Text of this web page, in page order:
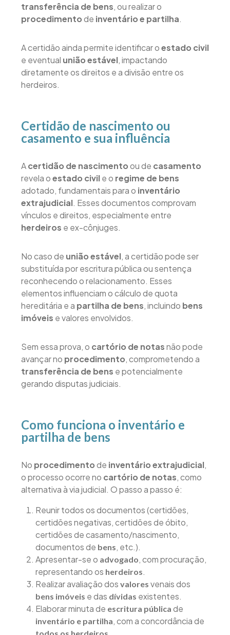
transferência de bens, ou realizar o
procedimentode inventário e partilha.
A certidão ainda permite identificar oestado civil
e eventual união estável, impactando
diretamente os direitos e a divisão entre os
herdeiros.
Certidão de nascimento ou
casamento e sua influência
Acertidão de nascimentoou de casamento
revela oestado civile o regime de bens
adotado, fundamentais para o inventário
extrajudicial. Esses documentos comprovam
vínculos e direitos, especialmente entre
herdeiros e ex-cônjuges.
No caso de união estável, a certidão pode ser
substituída por escritura pública ou sentença
reconhecendo o relacionamento. Esses
elementos influenciam o cálculo de quota
hereditária e a partilha de bens, incluindo bens
imóveis e valores envolvidos.
Sem essa prova, o cartório de notasnão pode
avançar no procedimento, comprometendo a
transferência de bens e potencialmente
gerando disputas judiciais.
Como funciona o inventário e
partilha de bens
No procedimentode inventário extrajudicial,
o processo ocorre no cartório de notas, como
alternativa à via judicial. O passo a passo é:
Reunir todos os documentos (certidões,
certidões negativas, certidões de óbito,
certidões de casamento/nascimento,
documentos de bens, etc.).
Apresentar-se o advogado, com procuração,
representando os herdeiros.
Realizar avaliação dos valores venais dos
bens imóveis e das dívidas existentes.
Elaborar minuta de escritura pública de
inventário e partilha, com a concordância de
todos os herdeiros